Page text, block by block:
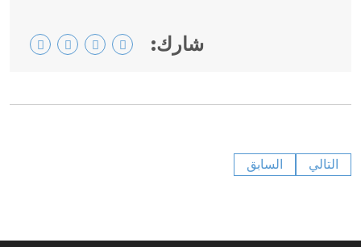
شارك:
السابق التالي